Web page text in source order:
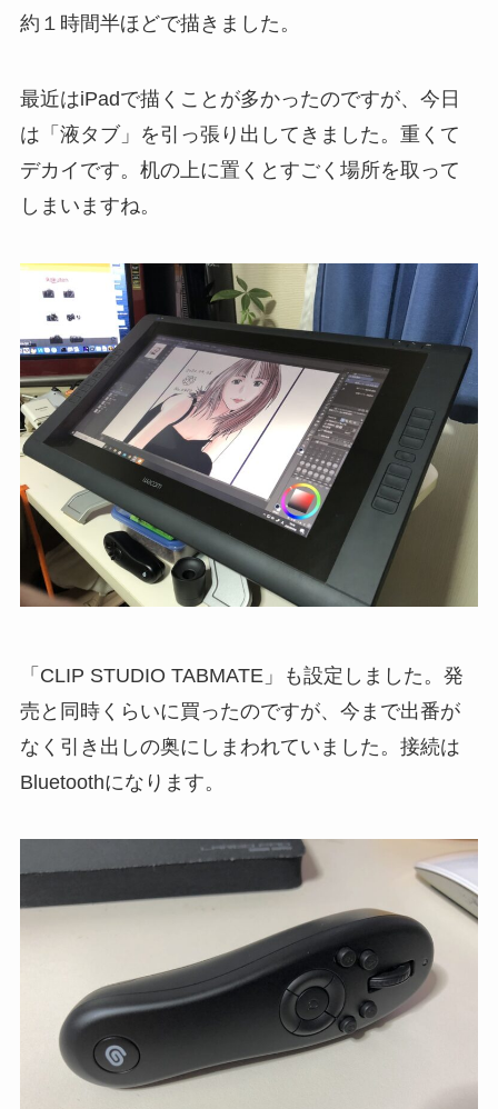
約１時間半ほどで描きました。
最近はiPadで描くことが多かったのですが、今日
は「液タブ」を引っ張り出してきました。重くて
デカイです。机の上に置くとすごく場所を取って
しまいますね。
「CLIP STUDIO TABMATE」も設定しました。発
売と同時くらいに買ったのですが、今まで出番が
なく引き出しの奥にしまわれていました。接続は
Bluetoothになります。